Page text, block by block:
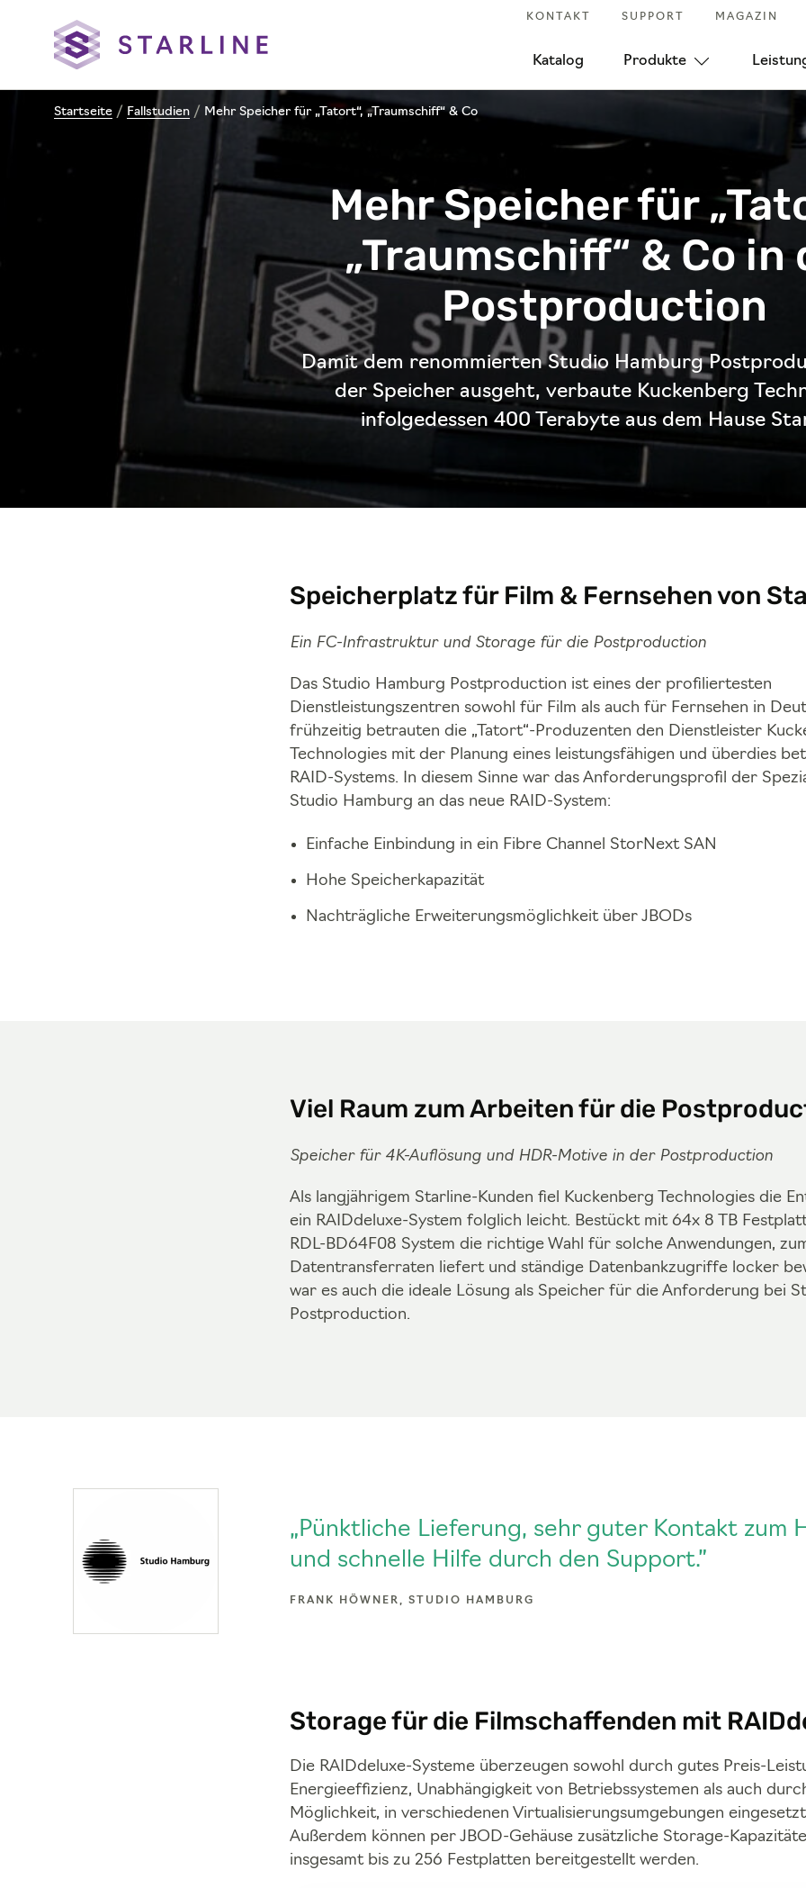
KONTAKT SUPPORT MAGAZIN
Katalog Produkte
Startseite / Fallstudien / Mehr Speicher für „Tatort“, „Traumschiff“ & Co
Mehr Speicher für
„Traumschiff“ & Co in
Postproduction
Damit dem renommierten Studio Hamburg
der Speicher ausgeht, verbaute Kuckenberg
infolgedessen 400 Terabyte aus dem Hause
Speicherplatz für Film & Fernsehen von
Ein FC-Infrastruktur und Storage für die Postproduction
Das Studio Hamburg Postproduction ist eines der profiliertesten
Dienstleistungszentren sowohl für Film als auch für Fernsehen in
frühzeitig betrauten die „Tatort“-Produzenten den Dienstleister
Technologies mit der Planung eines leistungsfähigen und überdies
RAID-Systems. In diesem Sinne war das Anforderungsprofil der
Studio Hamburg an das neue RAID-System:
Einfache Einbindung in ein Fibre Channel StorNext SAN
Hohe Speicherkapazität
Nachträgliche Erweiterungsmöglichkeit über JBODs
Viel Raum zum Arbeiten für die
Speicher für 4K-Auflösung und HDR-Motive in der Postproduction
Als langjährigem Starline-Kunden fiel Kuckenberg Technologies die
ein RAIDdeluxe-System folglich leicht. Bestückt mit 64x 8 TB
RDL-BD64F08 System die richtige Wahl für solche Anwendungen,
Datentransferraten liefert und ständige Datenbankzugriffe locker
war es auch die ideale Lösung als Speicher für die Anforderung bei
Postproduction.
„Pünktliche Lieferung, sehr guter Kontakt zum
und schnelle Hilfe durch den Support.”
FRANK HÖWNER, STUDIO HAMBURG
Storage für die Filmschaffenden mit
Die RAIDdeluxe-Systeme überzeugen sowohl durch gutes Preis-
Energieeffizienz, Unabhängigkeit von Betriebssystemen als auch
Möglichkeit, in verschiedenen Virtualisierungsumgebungen
Außerdem können per JBOD-Gehäuse zusätzliche Storage-
insgesamt bis zu 256 Festplatten bereitgestellt werden.